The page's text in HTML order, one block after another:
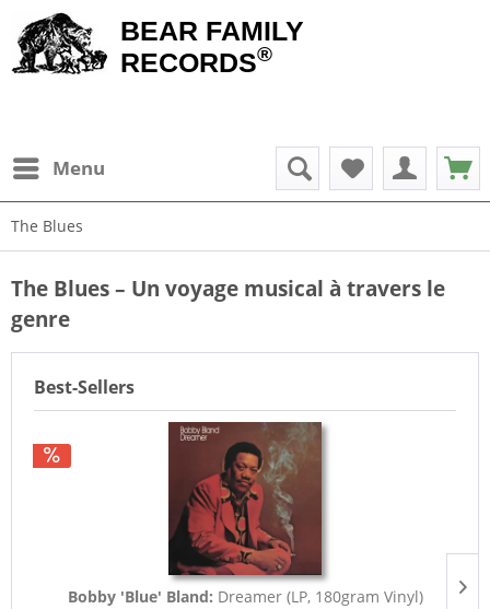
BEAR FAMILY
RECORDS®
Menu
The Blues
The Blues – Un voyage musical à travers le
genre
Best-Sellers
Bobby 'Blue' Bland: Dreamer (LP, 180gram Vinyl)